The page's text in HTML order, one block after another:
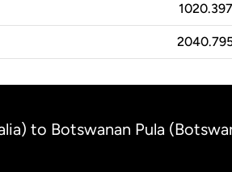
to Botswanan Pula